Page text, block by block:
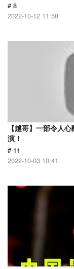
# 8
2022-10-12 11:58
【越哥】一部令人
演！
# 11
2022-10-03 10:41